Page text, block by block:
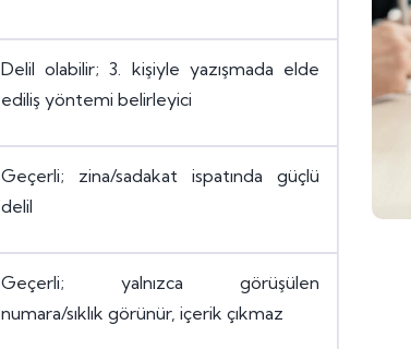
Delil olabilir; 3. kişiyle yazışmada elde
ediliş yöntemi belirleyici
Geçerli; zina/sadakat ispatında güçlü
delil
Geçerli; yalnızca görüşülen
numara/sıklık görünür, içerik çıkmaz